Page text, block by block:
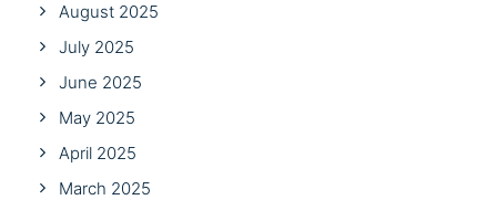
August 2025
July 2025
June 2025
May 2025
April 2025
March 2025